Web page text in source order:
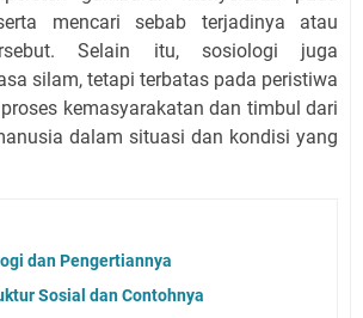
mencari sebab terjadinya atau
Selain itu, sosiologi juga
silam, tetapi terbatas pada peristiwa
kemasyarakatan dan timbul dari
dalam situasi dan kondisi yang
dan Pengertiannya
Sosial dan Contohnya